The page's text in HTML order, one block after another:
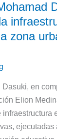
zona
en
Elion
ejecutadas